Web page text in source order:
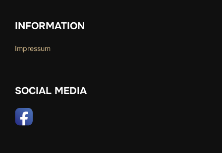
INFORMATION
Impressum
SOCIAL MEDIA